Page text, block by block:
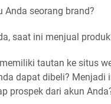
Anda seorang brand?
saat ini menjual
tautan ke situs
dapat dibeli? Menjadi
prospek dari akun